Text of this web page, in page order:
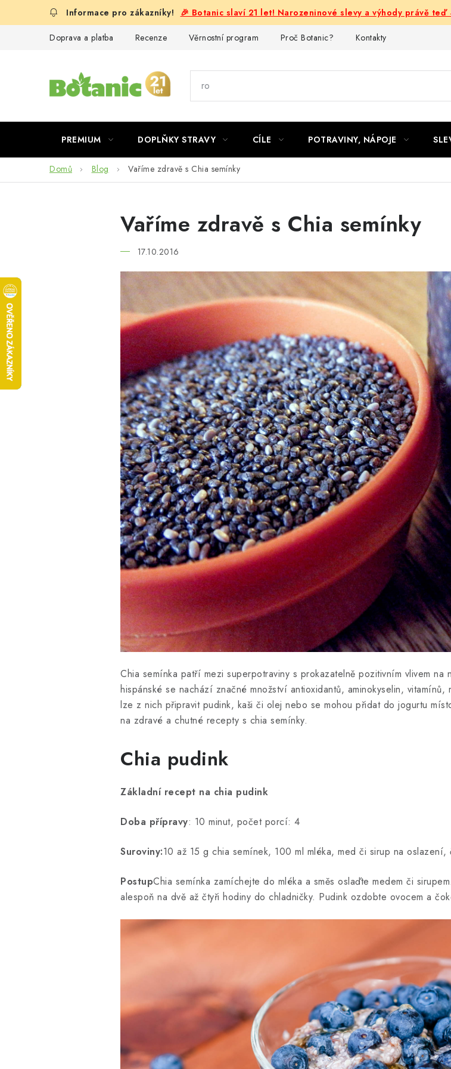
🎉 Botanic slaví 21 let! Narozeninové slevy a výhody právě teď
Doprava a platba Recenze Věrnostní program Proč Botanic? Kontakty
PREMIUM DOPLŇKY STRAVY CÍLE POTRAVINY, NÁPOJE
Domů Blog Vaříme zdravě s Chia semínky
Vaříme zdravě s Chia semínky
17.10.2016
Chia semínka patří mezi superpotraviny s prokazatelně pozitivním vlivem
hispánské se nachází značné množství antioxidantů, aminokyselin,
lze z nich připravit pudink, kaši či olej nebo se mohou přidat do jogurtu
na zdravé a chutné recepty s chia semínky.
Chia pudink
Základní recept na chia pudink
Doba přípravy: 10 minut, počet porcí: 4
Suroviny:10 až 15 g chia semínek, 100 ml mléka, med či sirup na
PostupChia semínka zamíchejte do mléka a směs oslaďte medem či
alespoň na dvě až čtyři hodiny do chladničky. Pudink ozdobte ovocem a